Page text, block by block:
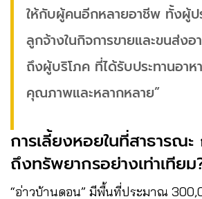
ให้กับผู้คนอีกหลายอาชีพ ทั้งผู้ป
ลูกจ้างในกิจการขายและขนส่งอ
ถึงผู้บริโภค ที่ได้รับประทานอาห
คุณภาพและหลากหลาย”
การเลี้ยงหอยในที่สาธารณะ
ถึงทรัพยากรอย่างเท่าเทียม
“อ่าวบ้านดอน” มีพื้นที่ประมาณ